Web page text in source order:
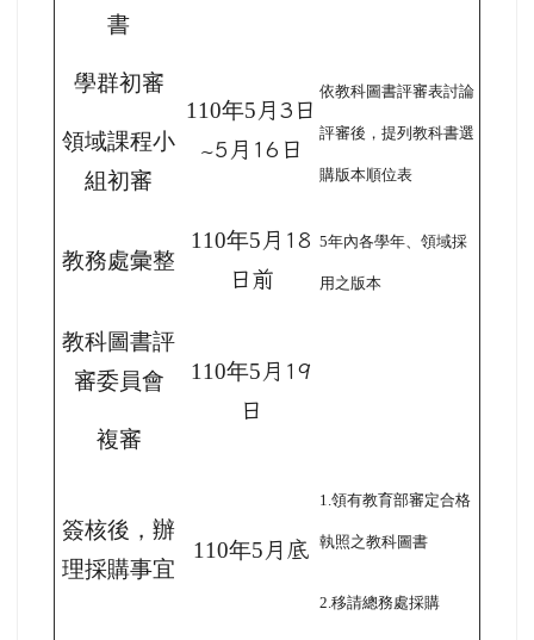
書
學群初審
領域課程小
組初審
110年5 月3日
~5月16日
依教科圖書評審表討論
評審後，提列教科書選
購版本順位表
教務處彙整
110年5 月18
日前
5年內各學年、領域採
用之版本
教科圖書評
審委員會
複審
110年5 月19
日
簽核後，辦
理採購事宜
110年5 月底
1.領有教育部審定合格
執照之教科圖書
2.移請總務處採購